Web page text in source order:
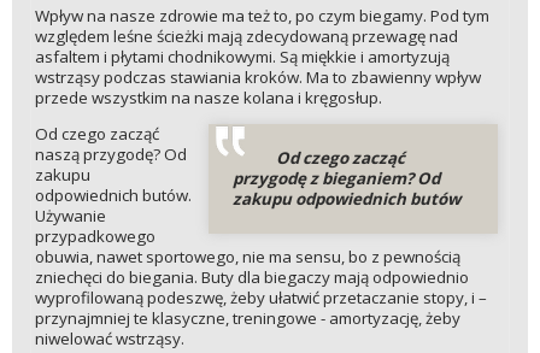
Wpływ na nasze zdrowie ma też to, po czym biegamy. Pod tym
względem leśne ścieżki mają zdecydowaną przewagę nad
asfaltem i płytami chodnikowymi. Są miękkie i amortyzują
wstrząsy podczas stawiania kroków. Ma to zbawienny wpływ
przede wszystkim na nasze kolana i kręgosłup.
Od czego zacząć
przygodę z bieganiem? Od
zakupu odpowiednich butów
Od czego zacząć
naszą przygodę? Od
zakupu
odpowiednich butów.
Używanie
przypadkowego
obuwia, nawet sportowego, nie ma sensu, bo z pewnością
zniechęci do biegania. Buty dla biegaczy mają odpowiednio
wyprofilowaną podeszwę, żeby ułatwić przetaczanie stopy, i –
przynajmniej te klasyczne, treningowe - amortyzację, żeby
niwelować wstrząsy.